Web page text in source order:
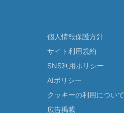
個人情報保護方針
サイト利用規約
SNS利用ポリシー
AIポリシー
クッキーの利用について
広告掲載